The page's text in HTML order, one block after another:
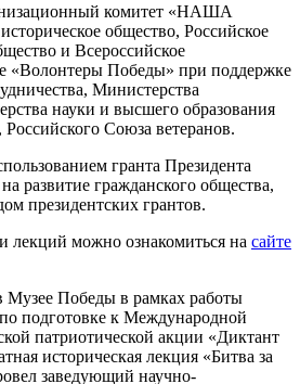
комитет «НАША
общество, Российское
и Всероссийское
«Волонтеры Победы» при поддержке
Министерства
науки и высшего образования
Союза ветеранов.
гранта Президента
развитие гражданского общества,
президентских грантов.
лекций можно ознакомиться на сайте
Музее Победы в рамках работы
подготовке к Международной
патриотической акции «Диктант
историческая лекция «Битва за
заведующий научно-